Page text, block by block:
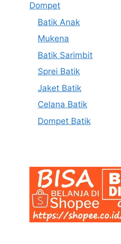
Dompet
Batik Anak
Mukena
Batik Sarimbit
Sprei Batik
Jaket Batik
Celana Batik
Dompet Batik